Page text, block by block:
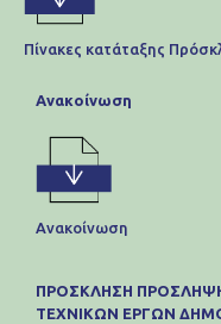
Πίνακες κατάταξης
Ανακοίνωση
Ανακοίνωση
ΠΡΟΣΚΛΗΣΗ
ΤΕΧΝΙΚΩΝ ΕΡΓΩΝ